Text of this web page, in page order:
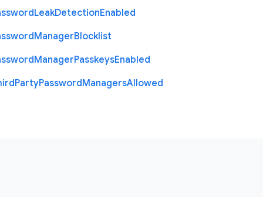
LeakDetectionEnabled
ManagerBlocklist
ManagerPasskeysEnabled
PartyPasswordManagersAllowed